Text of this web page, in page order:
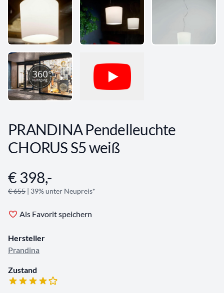
PRANDINA Pendelleuchte
CHORUS S5 weiß
Angebotsinformationen
€ 398,-
€ 655 | 39% unter Neupreis*
Als Favorit speichern
Hersteller
Prandina
Zustand